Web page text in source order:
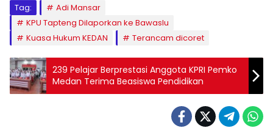
Tag:
Adi Mansar
KPU Tapteng Dilaporkan ke Bawaslu
Kuasa Hukum KEDAN
Terancam dicoret
239 Pelajar Berprestasi Anggota KPRI Pemko
Medan Terima Beasiswa Pendidikan